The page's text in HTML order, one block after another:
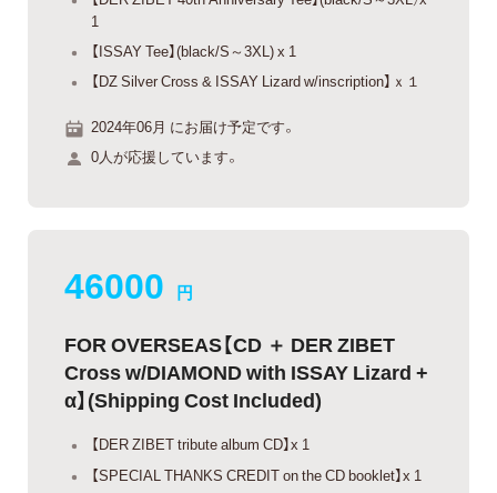
1
【ISSAY Tee】(black/S～3XL) x 1
【DZ Silver Cross & ISSAY Lizard w/inscription】ｘ１
2024年06月 にお届け予定です。
0人が応援しています。
46000 円
FOR OVERSEAS【CD ＋ DER ZIBET
Cross w/DIAMOND with ISSAY Lizard +
α】(Shipping Cost Included)
【DER ZIBET tribute album CD】x 1
【SPECIAL THANKS CREDIT on the CD booklet】x 1